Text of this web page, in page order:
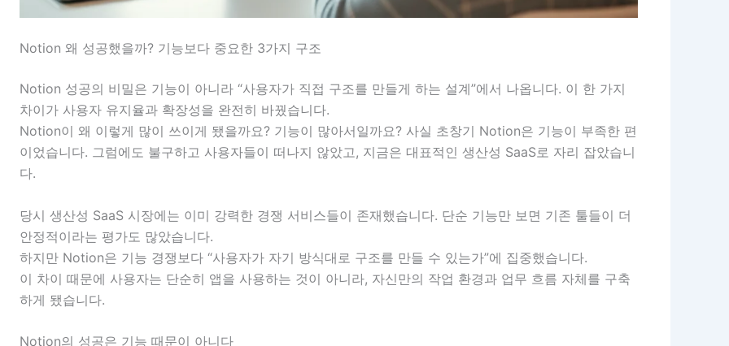
Notion 왜 성공했을까? 기능보다 중요한 3가지 구조
Notion 성공의 비밀은 기능이 아니라 “사용자가 직접 구조를 만들게 하는 설계”에서 나옵니다. 이 한 가지
차이가 사용자 유지율과 확장성을 완전히 바꿨습니다.
Notion이 왜 이렇게 많이 쓰이게 됐을까요? 기능이 많아서일까요? 사실 초창기 Notion은 기능이 부족한 편
이었습니다. 그럼에도 불구하고 사용자들이 떠나지 않았고, 지금은 대표적인 생산성 SaaS로 자리 잡았습니
다.
당시 생산성 SaaS 시장에는 이미 강력한 경쟁 서비스들이 존재했습니다. 단순 기능만 보면 기존 툴들이 더
안정적이라는 평가도 많았습니다.
하지만 Notion은 기능 경쟁보다 “사용자가 자기 방식대로 구조를 만들 수 있는가”에 집중했습니다.
이 차이 때문에 사용자는 단순히 앱을 사용하는 것이 아니라, 자신만의 작업 환경과 업무 흐름 자체를 구축
하게 됐습니다.
Notion의 성공은 기능 때문이 아니다